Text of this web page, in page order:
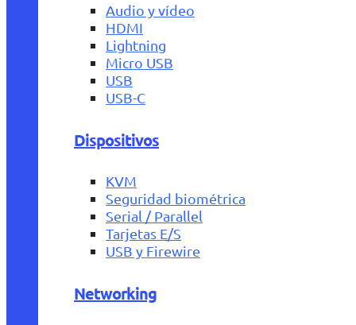
Audio y vídeo
HDMI
Lightning
Micro USB
USB
USB-C
Dispositivos
KVM
Seguridad biométrica
Serial / Parallel
Tarjetas E/S
USB y Firewire
Networking